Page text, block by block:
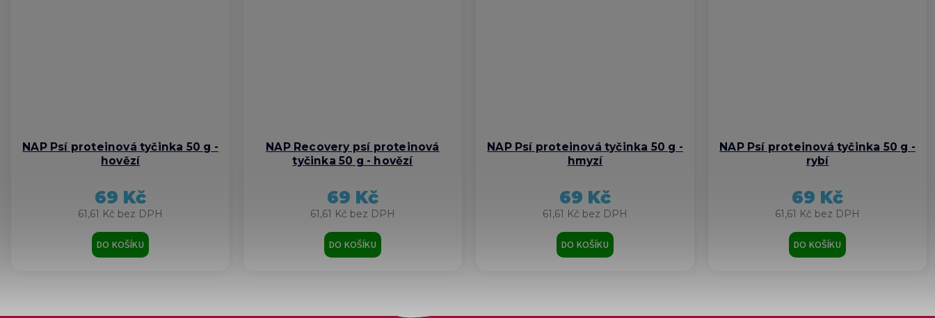
NAP Psí proteinová tyčinka 50 g -
hovězí
61,61 Kč bez DPH
69 Kč
DO KOŠÍKU
NAP Recovery psí proteinová
tyčinka 50 g - hovězí
61,61 Kč bez DPH
69 Kč
DO KOŠÍKU
NAP Psí proteinová tyčinka 50 g -
hmyzí
61,61 Kč bez DPH
69 Kč
DO KOŠÍKU
NAP Psí proteinová tyčinka 50 g -
rybí
61,61 Kč bez DPH
69 Kč
DO KOŠÍKU